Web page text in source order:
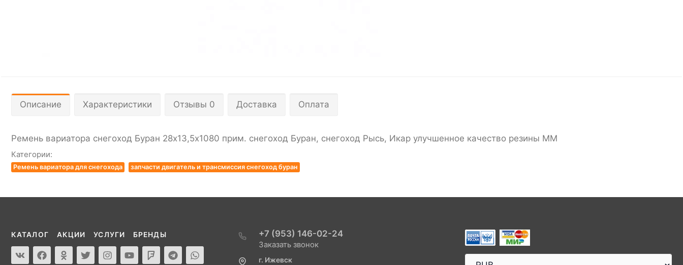
Описание Характеристики Отзывы 0 Доставка Оплата
Ремень вариатора снегоход Буран 28х13,5х1080 прим. снегоход Буран, снегоход Рысь, Икар улучшенное качество резины ММ
Категории:
Ремень вариатора для снегохода запчасти двигатель и трансмиссия снегоход буран
КАТАЛОГ АКЦИИ УСЛУГИ БРЕНДЫ +7 (953) 146-02-24
Заказать звонок
г. Ижевск